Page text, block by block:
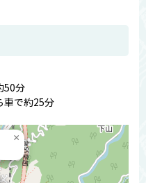
50分
車で約25分
×